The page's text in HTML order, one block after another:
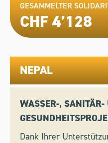
GESAMMELTER
CHF 4’128
NEPAL
WASSER-, SANITÄR-
Dank Ihrer